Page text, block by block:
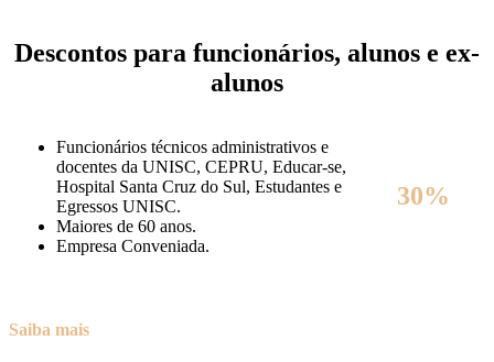
Descontos para funcionários, alunos e ex-
alunos
Funcionários técnicos administrativos e
docentes da UNISC, CEPRU, Educar-se,
Hospital Santa Cruz do Sul, Estudantes e
Egressos UNISC.
Maiores de 60 anos.
Empresa Conveniada.
30%
Saiba mais